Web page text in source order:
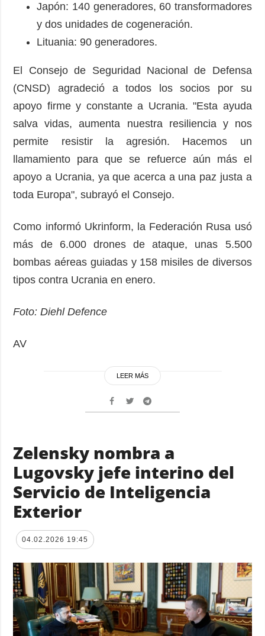
Japón: 140 generadores, 60 transformadores
y dos unidades de cogeneración.
Lituania: 90 generadores.
El Consejo de Seguridad Nacional de Defensa
(CNSD) agradeció a todos los socios por su
apoyo firme y constante a Ucrania. "Esta ayuda
salva vidas, aumenta nuestra resiliencia y nos
permite resistir la agresión. Hacemos un
llamamiento para que se refuerce aún más el
apoyo a Ucrania, ya que acerca a una paz justa a
toda Europa", subrayó el Consejo.
Como informó Ukrinform, la Federación Rusa usó
más de 6.000 drones de ataque, unas 5.500
bombas aéreas guiadas y 158 misiles de diversos
tipos contra Ucrania en enero.
Foto: Diehl Defence
AV
LEER MÁS
Zelensky nombra a
Lugovsky jefe interino del
Servicio de Inteligencia
Exterior
04.02.2026 19:45